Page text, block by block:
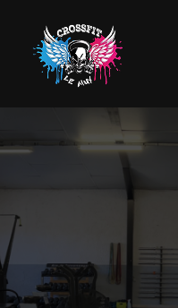
contenu
principal